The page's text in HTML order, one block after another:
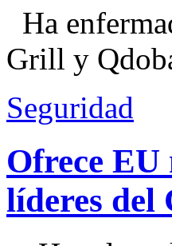
Ha
Grill y
Seguridad
Ofrece EU
líderes del